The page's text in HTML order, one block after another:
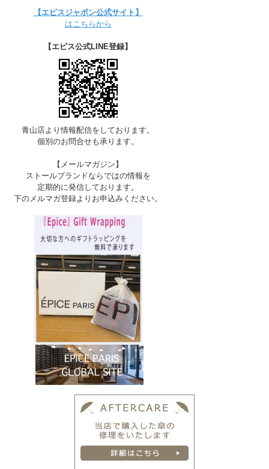
F-LIME 【エピスジャポン公式サイト】
はこちらから
【エピス公式LINE登録】
青山店より情報配信をしております。
個別のお問合せも承ります。
【メールマガジン】
ストールブランドならではの情報を
定期的に発信しております。
下のメルマガ登録よりお申込みください。